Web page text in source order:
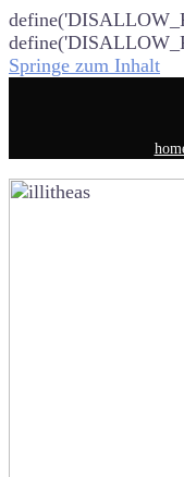
Springe zum Inhalt